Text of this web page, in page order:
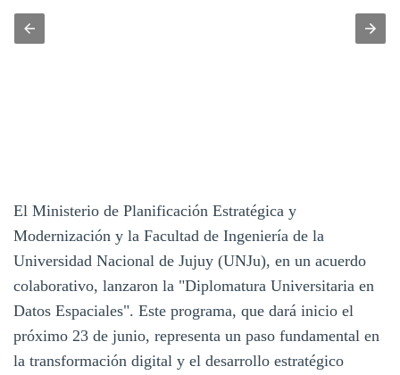
El Ministerio de Planificación Estratégica y
Modernización y la Facultad de Ingeniería de la
Universidad Nacional de Jujuy (UNJu), en un acuerdo
colaborativo, lanzaron la "Diplomatura Universitaria en
Datos Espaciales". Este programa, que dará inicio el
próximo 23 de junio, representa un paso fundamental en
la transformación digital y el desarrollo estratégico